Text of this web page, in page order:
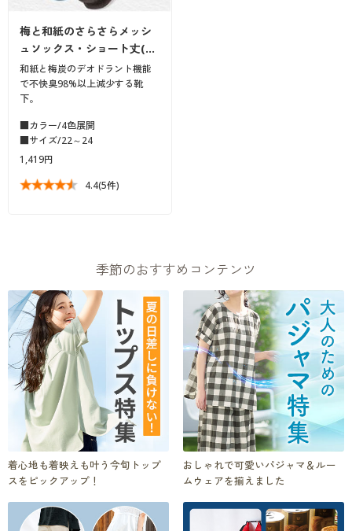
梅と和紙のさらさらメッシ
ュソックス・ショート丈(…
和紙と梅炭のデオドラント機能
で不快臭98%以上減少する靴
下。
■カラー/4色展開
■サイズ/22～24
1,419円
4.4(5件)
季節のおすすめコンテンツ
着心地も着映えも叶う今旬トップ
スをピックアップ！
おしゃれで可愛いパジャマ＆ルー
ムウェアを揃えました